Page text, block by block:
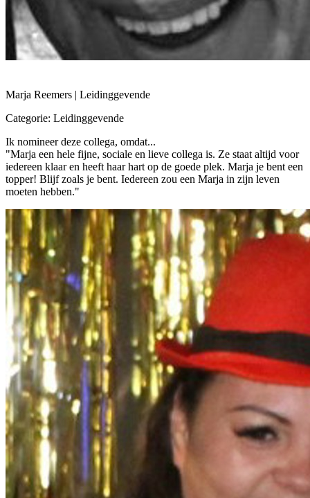
Marja Reemers | Leidinggevende
Categorie: Leidinggevende
Ik nomineer deze collega, omdat...
"Marja een hele fijne, sociale en lieve collega is. Ze staat altijd voor
iedereen klaar en heeft haar hart op de goede plek. Marja je bent een
topper! Blijf zoals je bent. Iedereen zou een Marja in zijn leven
moeten hebben."